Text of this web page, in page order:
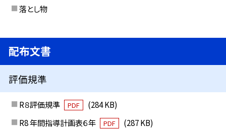
落とし物
配布文書
評価規準
R８評価規準 PDF
(284 KB)
R8 年間指導計画表６年
PDF
(287 KB)